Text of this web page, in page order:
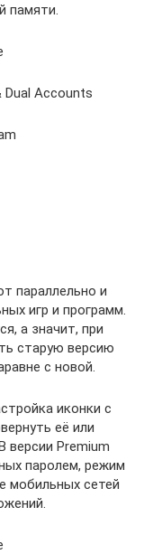
памяти.
Dual Accounts
параллельно и
игр и программ.
а значит, при
старую версию
с новой.
иконки с
её или
версии Premium
паролем, режим
мобильных сетей